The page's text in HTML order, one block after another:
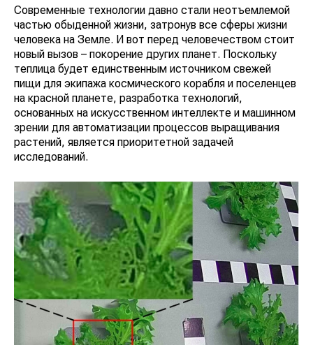
Современные технологии давно стали неотъемлемой
частью обыденной жизни, затронув все сферы жизни
человека на Земле. И вот перед человечеством стоит
новый вызов – покорение других планет. Поскольку
теплица будет единственным источником свежей
пищи для экипажа космического корабля и поселенцев
на красной планете, разработка технологий,
основанных на искусственном интеллекте и машинном
зрении для автоматизации процессов выращивания
растений, является приоритетной задачей
исследований.